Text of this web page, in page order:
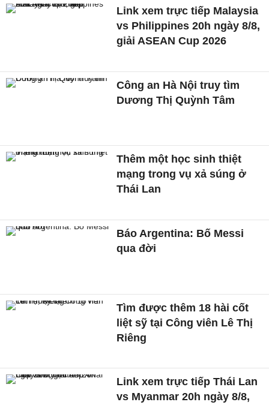
Link xem trực tiếp Malaysia
vs Philippines 20h ngày 8/8,
giải ASEAN Cup 2026
Công an Hà Nội truy tìm
Dương Thị Quỳnh Tâm
Thêm một học sinh thiệt
mạng trong vụ xả súng ở
Thái Lan
Báo Argentina: Bố Messi
qua đời
Tìm được thêm 18 hài cốt
liệt sỹ tại Công viên Lê Thị
Riêng
Link xem trực tiếp Thái Lan
vs Myanmar 20h ngày 8/8,